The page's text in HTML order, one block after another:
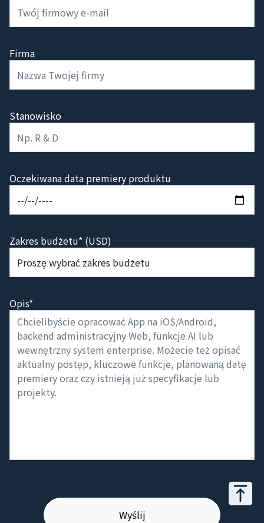
Firma
Stanowisko
Oczekiwana data premiery produktu
Zakres budżetu* (USD)
Opis*